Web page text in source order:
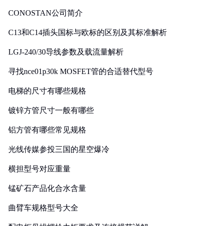
CONOSTAN公司简介
C13和C14插头国标与欧标的区别及其标准解析
LGJ-240/30导线参数及载流量解析
寻找nce01p30k MOSFET管的合适替代型号
电梯的尺寸有哪些规格
镀锌方管尺寸一般有哪些
铝方管有哪些常见规格
光线传媒参投三国的星空爆冷
横担型号对应重量
锰矿石产品化合水含量
曲臂车规格型号大全